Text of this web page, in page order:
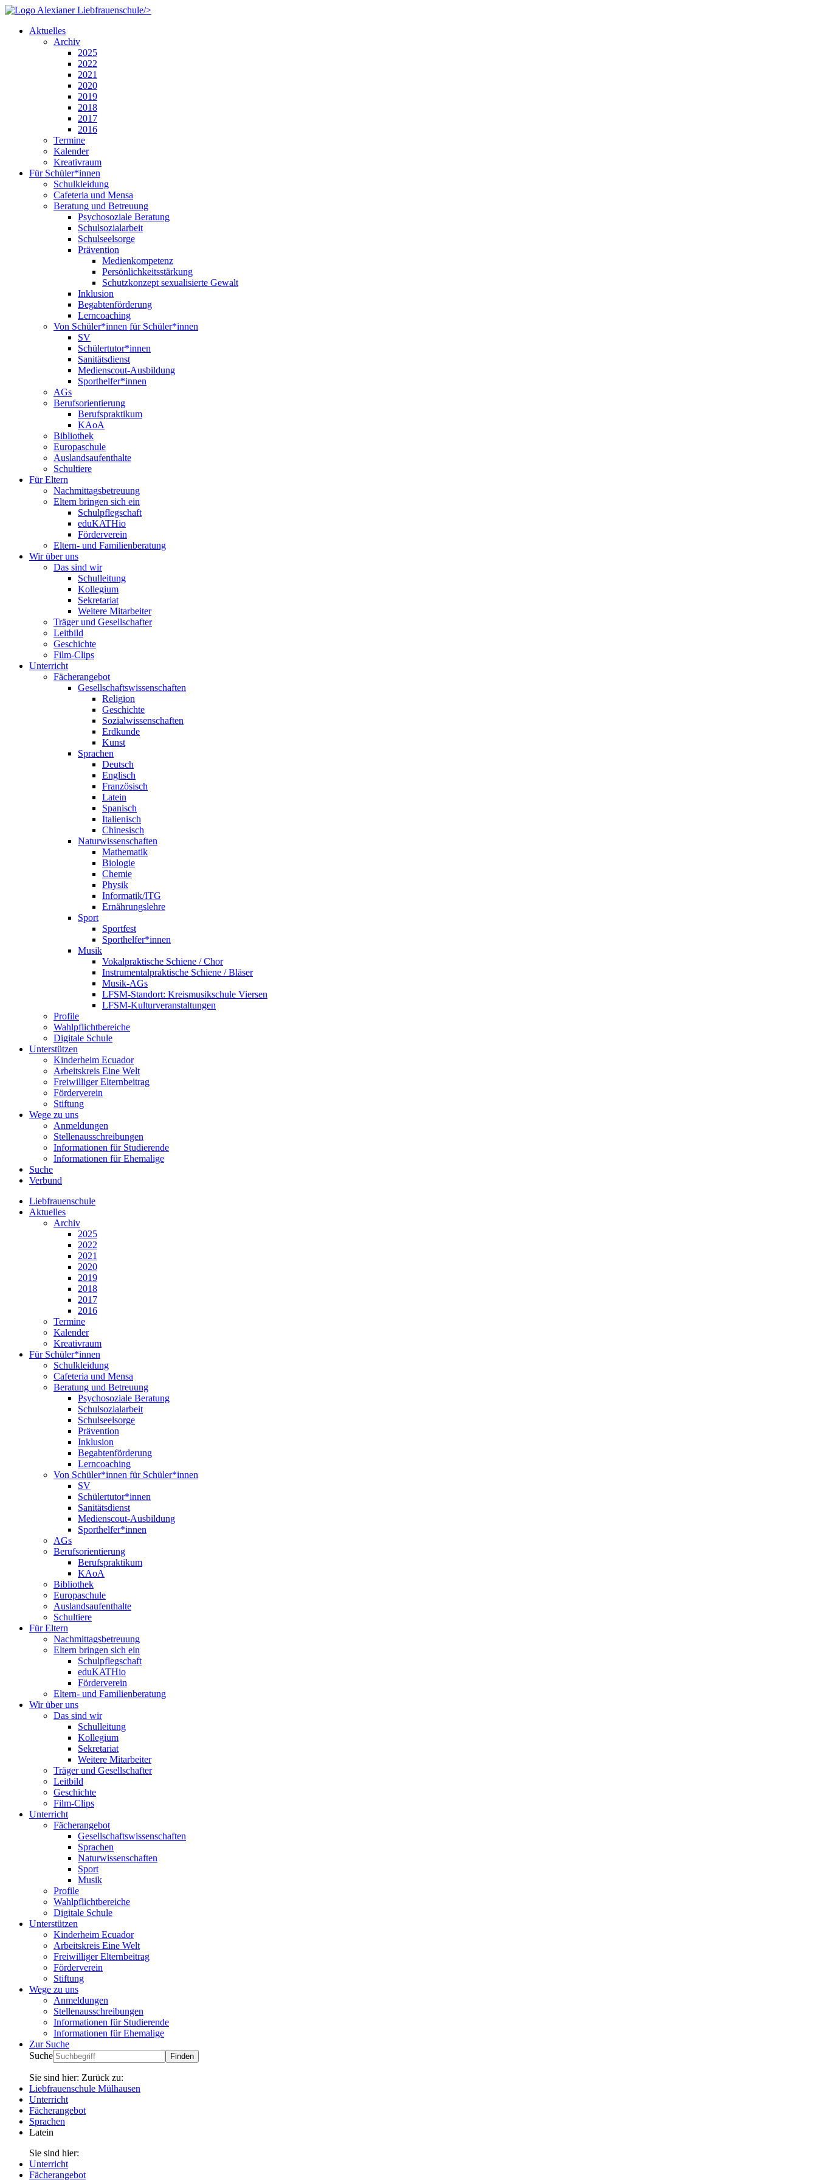
/>
Aktuelles
Archiv
2025
2022
2021
2020
2019
2018
2017
2016
Termine
Kalender
Kreativraum
Für Schüler*innen
Schulkleidung
Cafeteria und Mensa
Beratung und Betreuung
Psychosoziale Beratung
Schulsozialarbeit
Schulseelsorge
Prävention
Medienkompetenz
Persönlichkeitsstärkung
Schutzkonzept sexualisierte Gewalt
Inklusion
Begabtenförderung
Lerncoaching
Von Schüler*innen für Schüler*innen
SV
Schülertutor*innen
Sanitätsdienst
Medienscout-Ausbildung
Sporthelfer*innen
AGs
Berufsorientierung
Berufspraktikum
KAoA
Bibliothek
Europaschule
Auslandsaufenthalte
Schultiere
Für Eltern
Nachmittagsbetreuung
Eltern bringen sich ein
Schulpflegschaft
eduKATHio
Förderverein
Eltern- und Familienberatung
Wir über uns
Das sind wir
Schulleitung
Kollegium
Sekretariat
Weitere Mitarbeiter
Träger und Gesellschafter
Leitbild
Geschichte
Film-Clips
Unterricht
Fächerangebot
Gesellschaftswissenschaften
Religion
Geschichte
Sozialwissenschaften
Erdkunde
Kunst
Sprachen
Deutsch
Englisch
Französisch
Latein
Spanisch
Italienisch
Chinesisch
Naturwissenschaften
Mathematik
Biologie
Chemie
Physik
Informatik/ITG
Ernährungslehre
Sport
Sportfest
Sporthelfer*innen
Musik
Vokalpraktische Schiene / Chor
Instrumentalpraktische Schiene / Bläser
Musik-AGs
LFSM-Standort: Kreismusikschule Viersen
LFSM-Kulturveranstaltungen
Profile
Wahlpflichtbereiche
Digitale Schule
Unterstützen
Kinderheim Ecuador
Arbeitskreis Eine Welt
Freiwilliger Elternbeitrag
Förderverein
Stiftung
Wege zu uns
Anmeldungen
Stellenausschreibungen
Informationen für Studierende
Informationen für Ehemalige
Suche
Verbund
Liebfrauenschule
Aktuelles
Archiv
2025
2022
2021
2020
2019
2018
2017
2016
Termine
Kalender
Kreativraum
Für Schüler*innen
Schulkleidung
Cafeteria und Mensa
Beratung und Betreuung
Psychosoziale Beratung
Schulsozialarbeit
Schulseelsorge
Prävention
Inklusion
Begabtenförderung
Lerncoaching
Von Schüler*innen für Schüler*innen
SV
Schülertutor*innen
Sanitätsdienst
Medienscout-Ausbildung
Sporthelfer*innen
AGs
Berufsorientierung
Berufspraktikum
KAoA
Bibliothek
Europaschule
Auslandsaufenthalte
Schultiere
Für Eltern
Nachmittagsbetreuung
Eltern bringen sich ein
Schulpflegschaft
eduKATHio
Förderverein
Eltern- und Familienberatung
Wir über uns
Das sind wir
Schulleitung
Kollegium
Sekretariat
Weitere Mitarbeiter
Träger und Gesellschafter
Leitbild
Geschichte
Film-Clips
Unterricht
Fächerangebot
Gesellschaftswissenschaften
Sprachen
Naturwissenschaften
Sport
Musik
Profile
Wahlpflichtbereiche
Digitale Schule
Unterstützen
Kinderheim Ecuador
Arbeitskreis Eine Welt
Freiwilliger Elternbeitrag
Förderverein
Stiftung
Wege zu uns
Anmeldungen
Stellenausschreibungen
Informationen für Studierende
Informationen für Ehemalige
Zur Suche
Suche
Sie sind hier: Zurück zu:
Liebfrauenschule Mülhausen
Unterricht
Fächerangebot
Sprachen
Latein
Sie sind hier:
Unterricht
Fächerangebot